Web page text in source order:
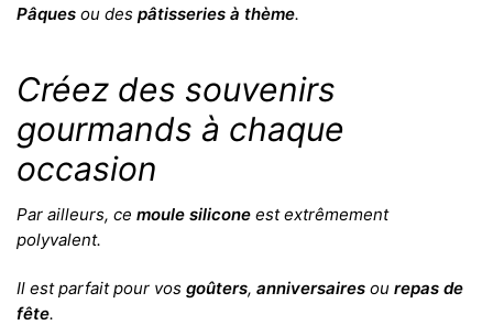
Pâques ou des pâtisseries à thème.
Créez des souvenirs
gourmands à chaque
occasion
Par ailleurs, ce moule silicone est extrêmement
polyvalent.
Il est parfait pour vos goûters, anniversaires ou repas de
fête.